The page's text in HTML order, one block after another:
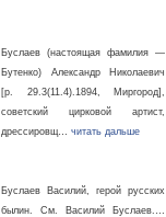
Буслаев (настоящая фамилия —
Бутенко) Александр Николаевич
[р. 29.3(11.4).1894, Миргород],
советский цирковой артист,
дрессировщ… читать дальше
Буслаев Василий, герой русских
былин. См. Василий Буслаев.…